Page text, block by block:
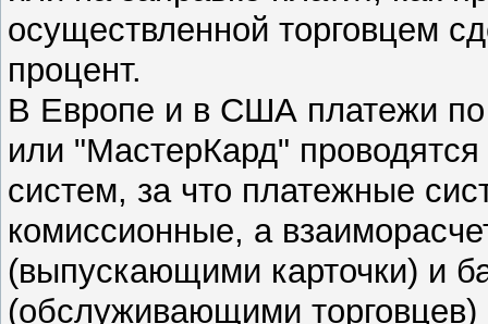
осуществленной торговцем
процент.
В Европе и в США платежи
или "МастерКард"
систем, за что платежные
комиссионные, а
(выпускающими карточки) и
(обслуживающими